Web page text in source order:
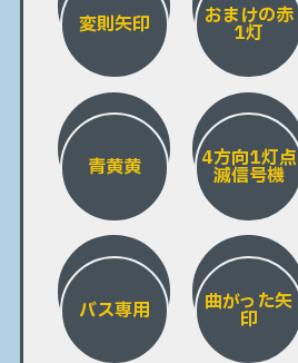
変則矢印 おまけの赤
1灯
青黄黄 4方向1灯点
滅信号機
バス専用 曲がった矢
印